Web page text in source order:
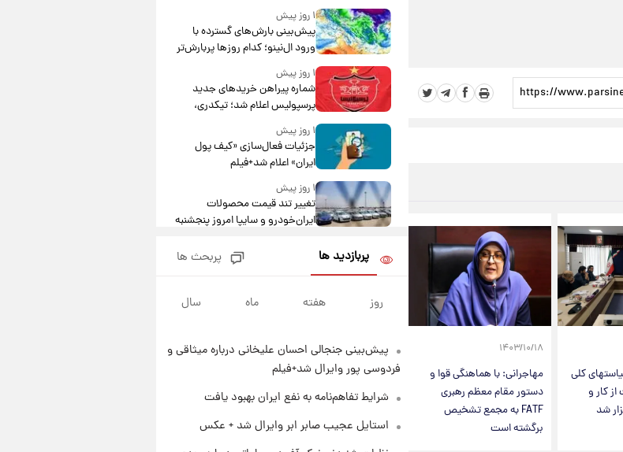
کلی
کار و
شد
۱۴۰۳/۱۰/۱۸
مهاجرانی: با هماهنگی قوا و
دستور مقام معظم رهبری
FATF به مجمع تشخیص
برگشته است
۱ روز پیش
پیش‌بینی بارش‌های گسترده با
ورود ال‌نینو؛ کدام روزها پربارش‌تر
خواهند بود؟
۱ روز پیش
شماره پیراهن خریدهای جدید
پرسپولیس اعلام شد؛ تیکدری،
محبی و سرگیف با اعداد ویژه
۱ روز پیش
جزئیات فعال‌سازی «کیف پول
ایران» اعلام شد+فیلم
۱ روز پیش
تغییر تند قیمت محصولات
ایران‌خودرو و سایپا امروز پنجشنبه
قیمت طلا و سکه امروز پنجشنبه
۱۵ مرداد ۱۴۰۵
۱ روز پیش
۱ روز پیش
شرایط تازه فروش اقساطی سایپا
اعلام شد؛ شاهین، کوییک، اطلس،
جدول
سیگنال‌های جدید برای بازار طلا؛
پربازدید ها پربحث ها
روز هفته ماه سال
پیش‌بینی جنجالی احسان علیخانی درباره میثاقی و
فردوسی پور وایرال شد+فیلم
شرایط تفاهم‌نامه به نفع ایران بهبود یافت
استایل عجیب صابر ابر وایرال شد + عکس